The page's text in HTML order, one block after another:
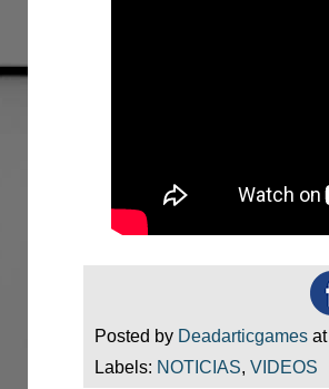
Posted by Deadarticgames at
Labels: NOTICIAS, VIDEOS